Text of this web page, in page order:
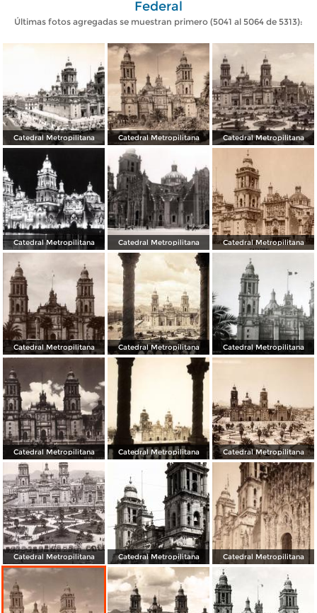
Federal
Últimas fotos agregadas se muestran primero (5041 al 5064 de 5313):
Catedral Metropilitana Catedral Metropilitana Catedral Metropilitana
Catedral Metropilitana Catedral Metropilitana Catedral Metropilitana
Catedral Metropilitana Catedral Metropilitana Catedral Metropilitana
Catedral Metropilitana Catedral Metropilitana Catedral Metropilitana
Catedral Metropilitana Catedral Metropilitana Catedral Metropilitana